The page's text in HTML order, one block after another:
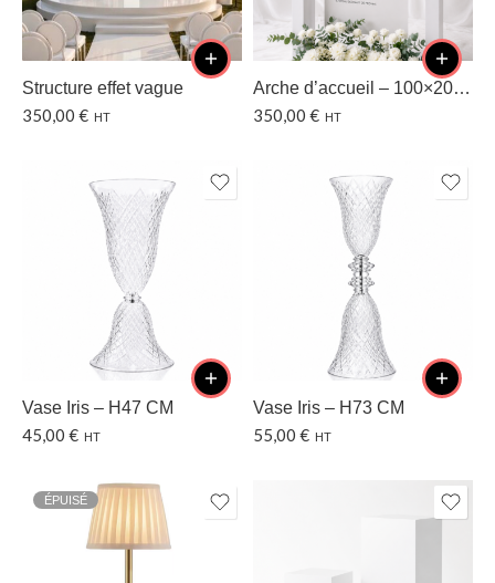
Structure effet vague
350,00 € HT
Arche d’accueil – 100×200 CM
350,00 € HT
Vase Iris – H47 CM
45,00 € HT
Vase Iris – H73 CM
55,00 € HT
ÉPUISÉ